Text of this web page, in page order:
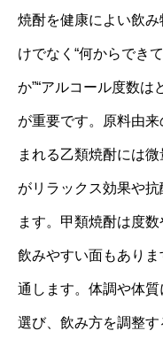
焼酎を健康によい飲
けでなく“何からでき
か”“アルコール度数は
が重要です。原料由
まれる乙類焼酎には
がリラックス効果や
ます。甲類焼酎は度
飲みやすい面もあり
通します。体調や体
選び、飲み方を調整す